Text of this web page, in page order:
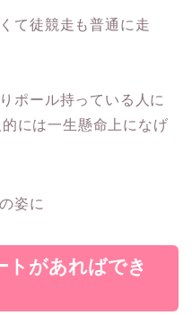
て徒競走も普通に走
ポール持っている人に
には一生懸命上になげ
姿に
トがあればでき